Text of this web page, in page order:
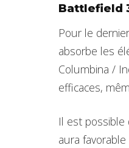
Battlefield
Pour le
absorbe les
Columbina /
efficaces,
Il est
aura